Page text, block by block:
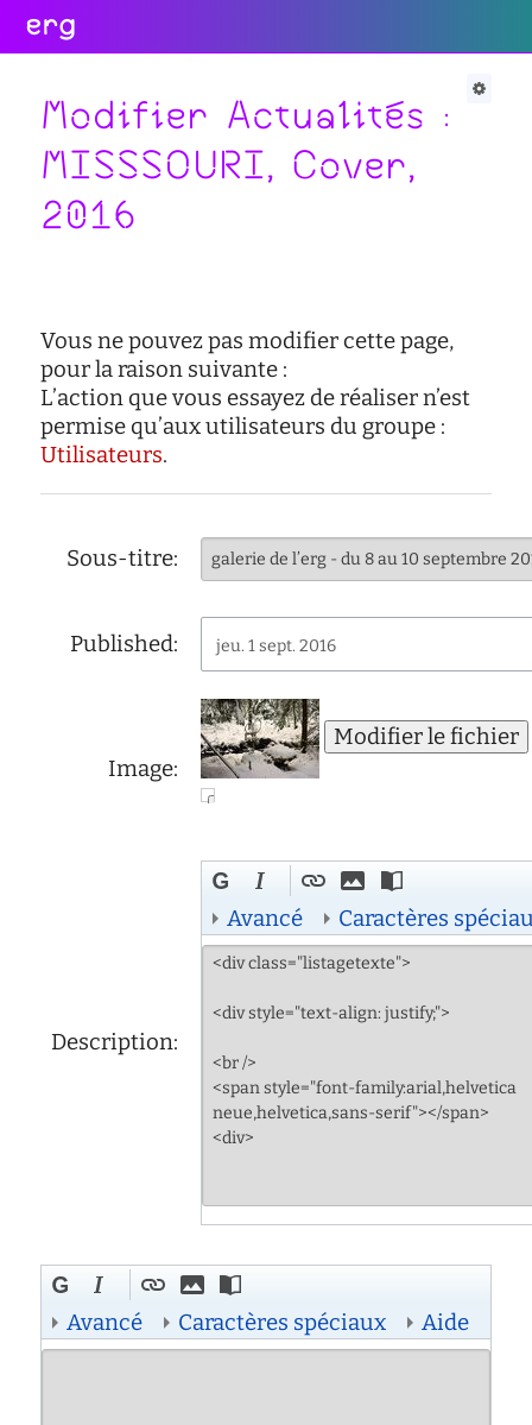
erg
Retour
Infos
pratiques
collectives
équipes
international
actualités
contact
Retour
Soutien
la
réussite
enseignement
inclusif
d'écoute
service
safesa
Retour
Web
réseaux
sites
satellites
Rechercher
Modifier Actualités :
MISSSOURI, Cover,
2016
Vous ne pouvez pas modifier cette page,
pour la raison suivante :
L’action que vous essayez de réaliser n’est
permise qu’aux utilisateurs du groupe :
Utilisateurs.
Sous-titre:
Published: jeu. 1 sept. 2016
Image:
Description:
Avancé Caractères
Avancé Caractères spéciaux Aide